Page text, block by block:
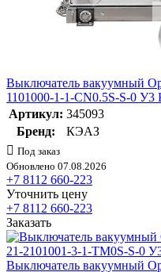
Выключатель вакуумный
1101000-1-1-CN0.5S-S-0
Артикул: 345093
Бренд:
КЭАЗ
Под заказ
Обновлено 07.08.2026
+7 8112 660-223
Уточнить цену
+7 8112 660-223
Заказать
Выключатель вакуумный